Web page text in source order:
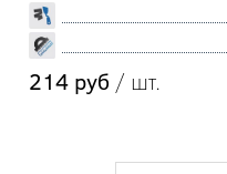
214 руб / шт.